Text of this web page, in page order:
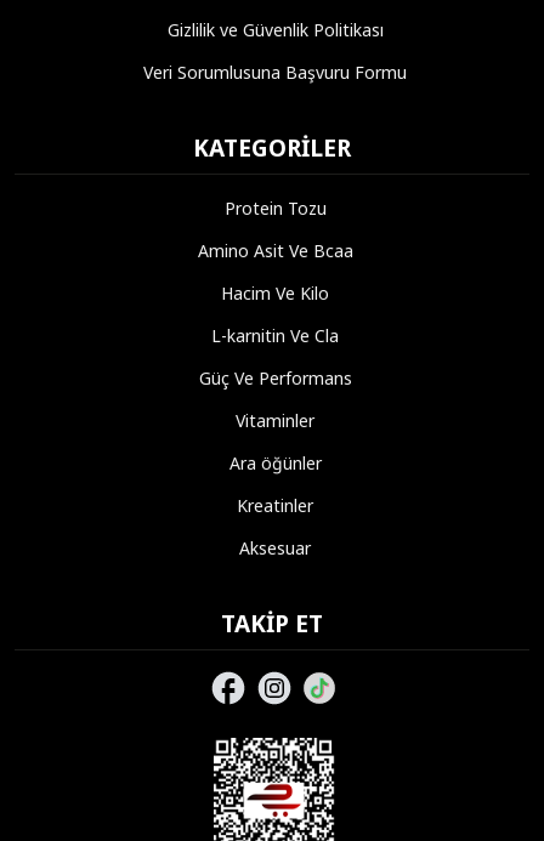
Gizlilik ve Güvenlik Politikası
Veri Sorumlusuna Başvuru Formu
KATEGORILER
Protein Tozu
Amino Asit Ve Bcaa
Hacim Ve Kilo
L-karnitin Ve Cla
Güç Ve Performans
Vitaminler
Ara öğünler
Kreatinler
Aksesuar
TAKIP ET